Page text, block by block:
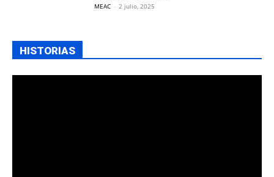
MEAC - 2 julio, 2025
HISTORIAS